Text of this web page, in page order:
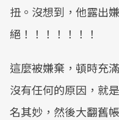
扭。沒想到，他露出
絕！！！！！！！
這麼被嫌棄，頓時充
沒有任何的原因，就
名其妙，然後大翻舊